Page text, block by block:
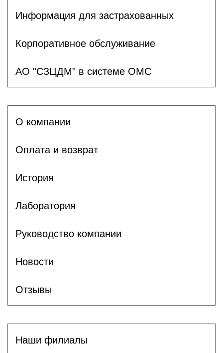
Информация для застрахованных
Корпоративное обслуживание
АО "СЗЦДМ" в системе ОМС
О компании
Оплата и возврат
История
Лаборатория
Руководство компании
Новости
Отзывы
Наши филиалы